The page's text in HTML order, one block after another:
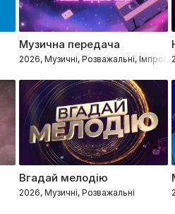
Музична передача
2026, Музичні, Розважальні,
Вгадай мелодію
2026, Музичні, Розважальні